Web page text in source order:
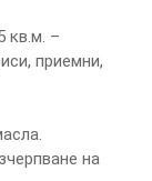
кв.м. –
приемни,
на